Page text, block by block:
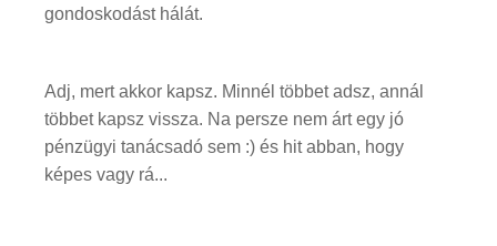
gondoskodást hálát.
Adj, mert akkor kapsz. Minnél többet adsz, annál
többet kapsz vissza. Na persze nem árt egy jó
pénzügyi tanácsadó sem :) és hit abban, hogy
képes vagy rá...